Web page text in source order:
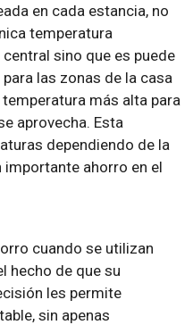
en cada estancia, no
temperatura
sino que es puede
las zonas de la casa
más alta para
aprovecha. Esta
dependiendo de la
ahorro en el
cuando se utilizan
hecho de que su
les permite
sin apenas